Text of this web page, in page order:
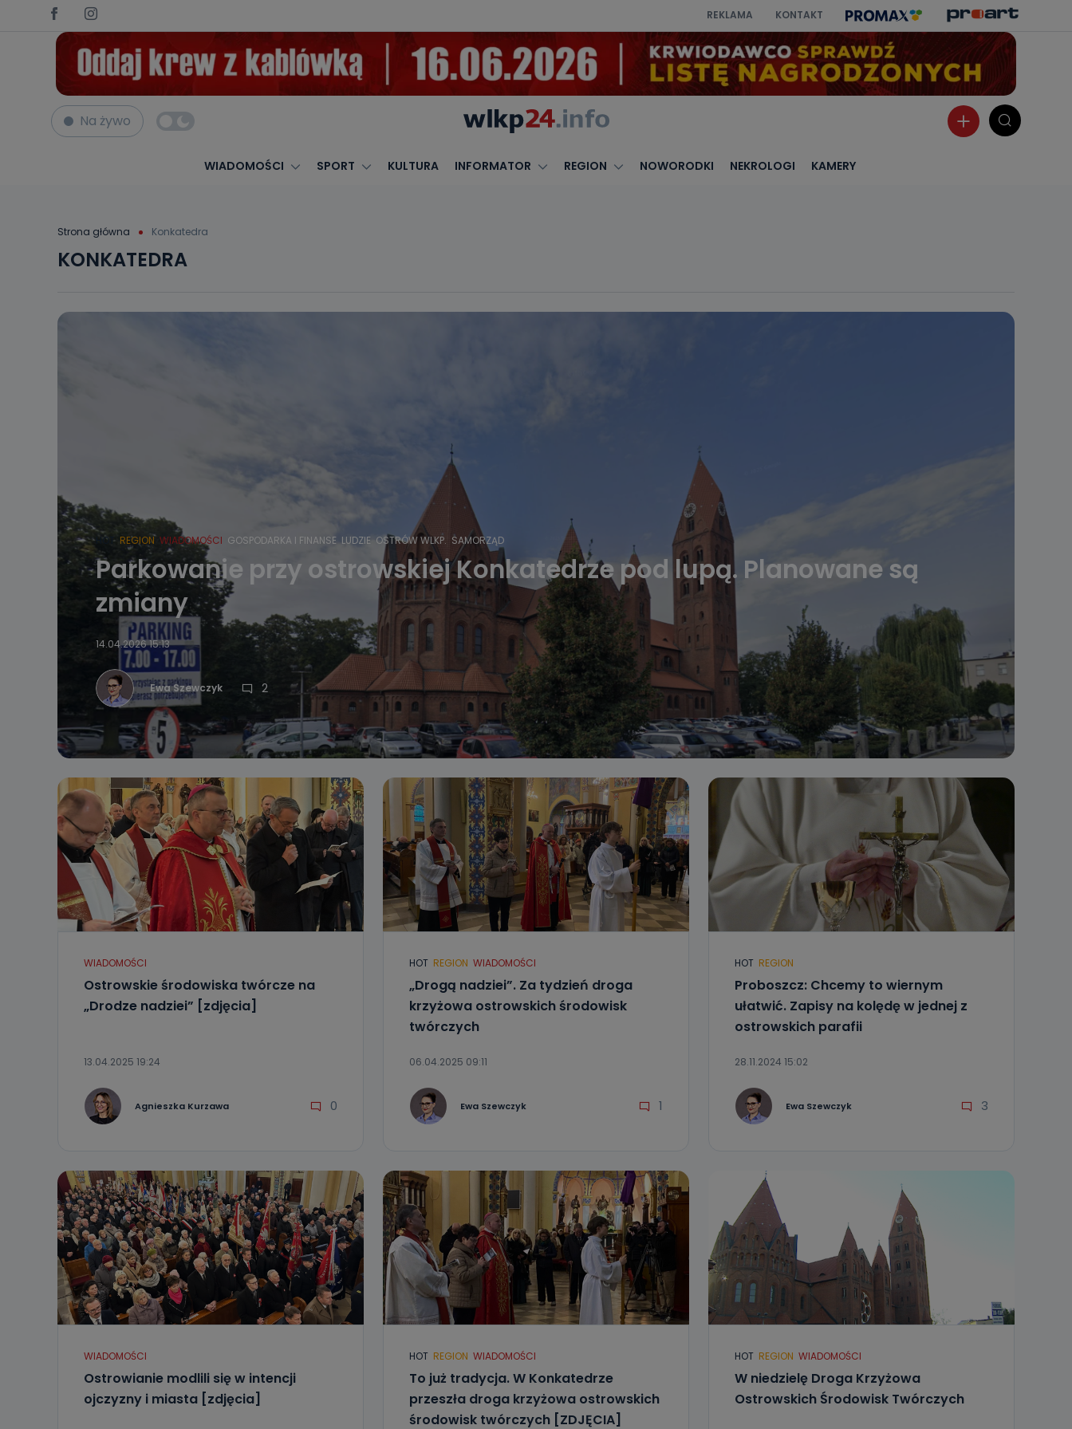
REKLAMA KONTAKT
Na żywo
WIADOMOŚCI SPORT KULTURA INFORMATOR REGION NOWORODKI NEKROLOGI KAMERY
Strona główna Konkatedra
KONKATEDRA
HOT REGION WIADOMOŚCI GOSPODARKA I FINANSE LUDZIE OSTRÓW WLKP. SAMORZĄD
Parkowanie przy ostrowskiej Konkatedrze pod lupą. Planowane są
zmiany
14.04.2026 15:13
Ewa Szewczyk 2
WIADOMOŚCI
Ostrowskie środowiska twórcze na
„Drodze nadziei” [zdjęcia]
13.04.2025 19:24
Agnieszka Kurzawa 0
HOT REGION WIADOMOŚCI
„Drogą nadziei”. Za tydzień droga
krzyżowa ostrowskich środowisk
twórczych
06.04.2025 09:11
Ewa Szewczyk 1
HOT REGION
Proboszcz: Chcemy to wiernym
ułatwić. Zapisy na kolędę w jednej z
ostrowskich parafii
28.11.2024 15:02
Ewa Szewczyk 3
WIADOMOŚCI
Ostrowianie modlili się w intencji
ojczyzny i miasta [zdjęcia]
HOT REGION WIADOMOŚCI
To już tradycja. W Konkatedrze
przeszła droga krzyżowa ostrowskich
środowisk twórczych [ZDJĘCIA]
HOT REGION WIADOMOŚCI
W niedzielę Droga Krzyżowa
Ostrowskich Środowisk Twórczych